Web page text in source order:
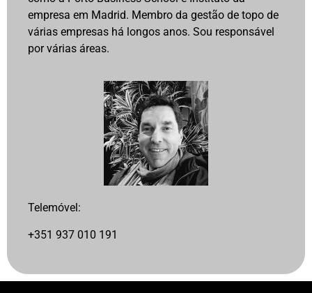
empresa em Madrid. Membro da gestão de topo de
várias empresas há longos anos. Sou responsável
por várias áreas.
Telemóvel:
+351 937 010 191